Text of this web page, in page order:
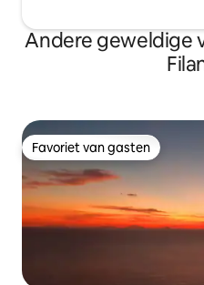
Andere geweldige
Favoriet van gasten
Favoriet van gasten